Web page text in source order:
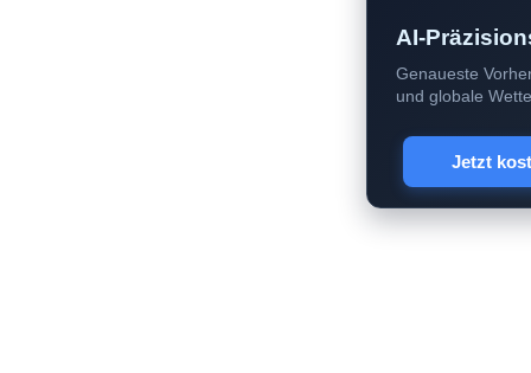
AI-
Genaueste
und globale
Jetzt